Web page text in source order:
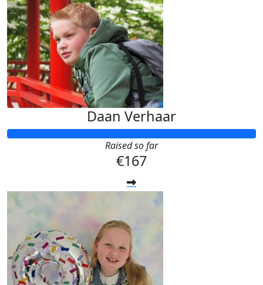
Daan Verhaar
Raised so far
€167